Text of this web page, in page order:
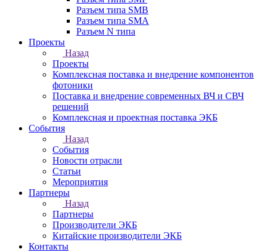
Разъем типа SMB
Разъем типа SMA
Разъем N типа
Проекты
Назад
Проекты
Комплексная поставка и внедрение компонентов
фотоники
Поставка и внедрение современных ВЧ и СВЧ
решений
Комплексная и проектная поставка ЭКБ
События
Назад
События
Новости отрасли
Статьи
Мероприятия
Партнеры
Назад
Партнеры
Производители ЭКБ
Китайские производители ЭКБ
Контакты